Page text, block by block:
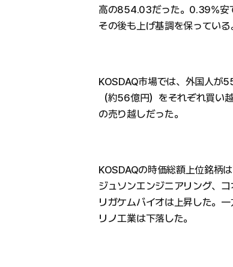
高の854.03だった。0.39%安
その後も上げ基調を保っている
KOSDAQ市場では、外国人が
（約56億円）をそれぞれ買い
の売り越しだった。
KOSDAQの時価総額上位銘柄
ジュソンエンジニアリング、
リガケムバイオは上昇した。
リノ工業は下落した。